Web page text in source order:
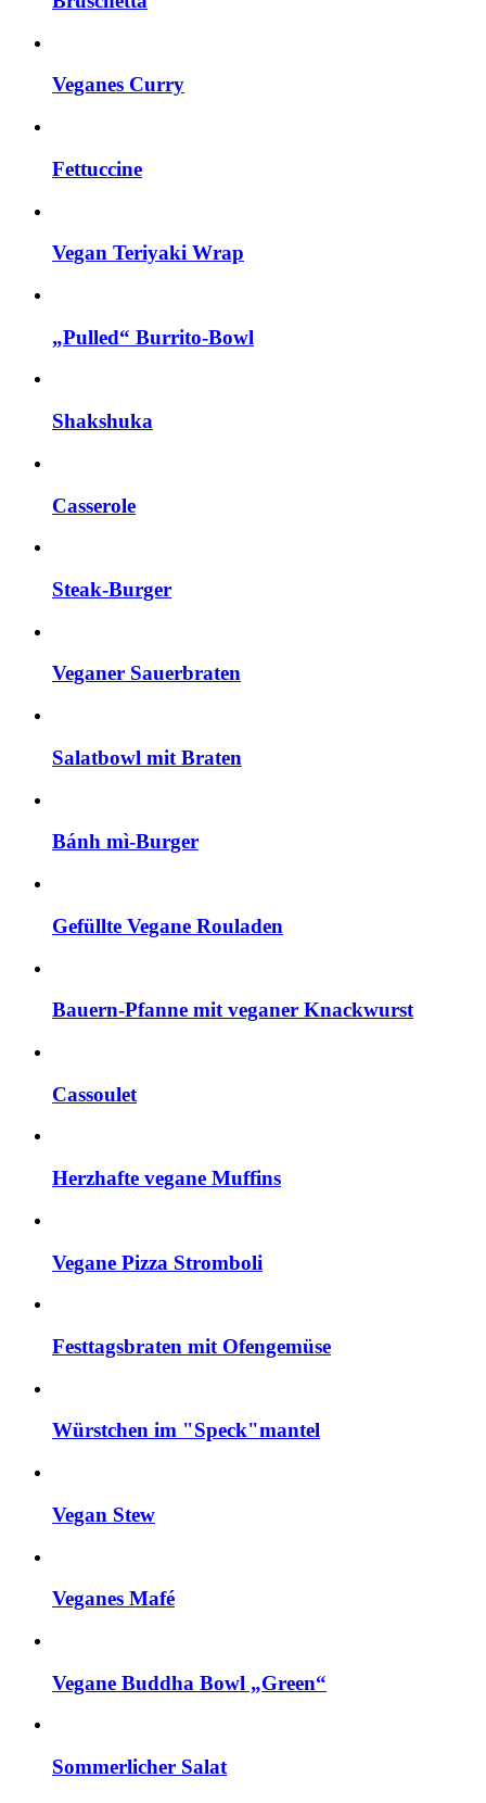
Veganes Curry
Fettuccine
Vegan Teriyaki Wrap
„Pulled“ Burrito-Bowl
Shakshuka
Casserole
Steak-Burger
Veganer Sauerbraten
Salatbowl mit Braten
Bánh mì-Burger
Gefüllte Vegane Rouladen
Bauern-Pfanne mit veganer Knackwurst
Cassoulet
Herzhafte vegane Muffins
Vegane Pizza Stromboli
Festtagsbraten mit Ofengemüse
Würstchen im "Speck"mantel
Vegan Stew
Veganes Mafé
Vegane Buddha Bowl „Green“
Sommerlicher Salat